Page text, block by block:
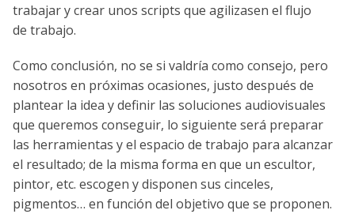
trabajar y crear unos scripts que agilizasen el flujo
de trabajo.
Como conclusión, no se si valdría como consejo, pero
nosotros en próximas ocasiones, justo después de
plantear la idea y definir las soluciones audiovisuales
que queremos conseguir, lo siguiente será preparar
las herramientas y el espacio de trabajo para alcanzar
el resultado; de la misma forma en que un escultor,
pintor, etc. escogen y disponen sus cinceles,
pigmentos… en función del objetivo que se proponen.